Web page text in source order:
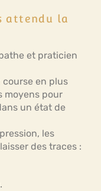
attendu la
et praticien
course en plus
moyens pour
un état de
les
des traces :